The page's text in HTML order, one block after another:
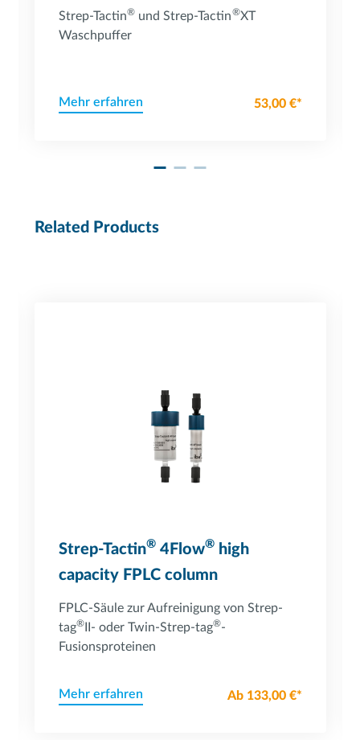
Strep-Tactin®und Strep-Tactin®XT
Waschpuffer
Mehr erfahren 53,00 €*
Related Products
Strep-Tactin®4Flow®high
capacity FPLC column
FPLC-Säule zur Aufreinigung von Strep-
tag®II- oder Twin-Strep-tag®-
Fusionsproteinen
Mehr erfahren Ab 133,00 €*